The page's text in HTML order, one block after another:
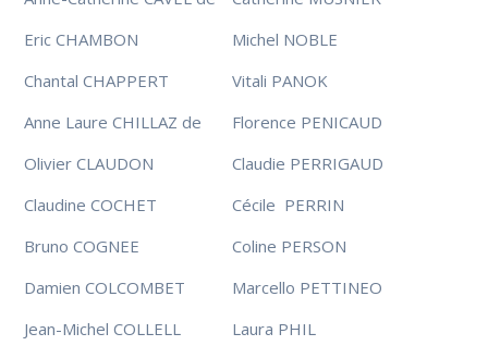
Eric CHAMBON
Michel NOBLE
Chantal CHAPPERT
Vitali PANOK
Anne Laure CHILLAZ de
Florence PENICAUD
Olivier CLAUDON
Claudie PERRIGAUD
Claudine COCHET
Cécile PERRIN
Bruno COGNEE
Coline PERSON
Damien COLCOMBET
Marcello PETTINEO
Jean-Michel COLLELL
Laura PHIL